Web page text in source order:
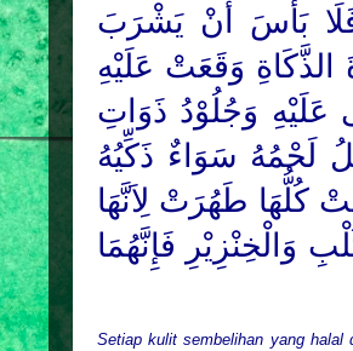
بَأْسَ أَنْ يَشْرَبَ
الذَّكَاةِ وَقَعَتْ عَلَيْهِ
عَلَيْهِ وَجُلُوْدُ ذَوَاتِ
لَحْمُهُ سَوَاءٌ ذَكِّيُهُ
كُلُّهَا طَهُرَتْ لِاَنَّهَا
وَالْخِنْزِيْرِ فَإِنَّهُمَا
Setiap kulit sembelihan yang halal